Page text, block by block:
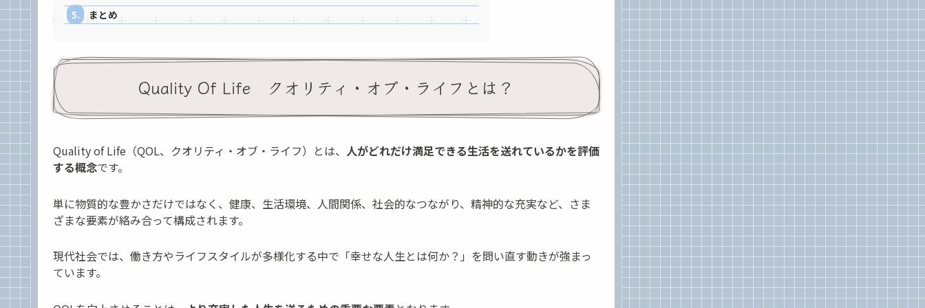
まとめ
Quality Of Life クオリティ・オブ・ライフとは？
Quality of Life（QOL、クオリティ・オブ・ライフ）とは、 人がどれだけ満足できる生活を送れているかを評価
する概念です。
単に物質的な豊かさだけではなく、健康、生活環境、人間関係、社会的なつながり、精神的な充実など、さま
ざまな要素が絡み合って構成されます。
現代社会では、働き方やライフスタイルが多様化する中で「幸せな人生とは何か？」を問い直す動きが強まっ
ています。